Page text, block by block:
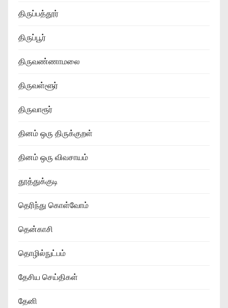
திருப்பத்தூர்
திருப்பூர்
திருவண்ணாமலை
திருவள்ளூர்
திருவாரூர்
தினம் ஒரு திருக்குறள்
தினம் ஒரு விவசாயம்
தூத்துக்குடி
தெரிந்து கொள்வோம்
தென்காசி
தொழில்நுட்பம்
தேசிய செய்திகள்
தேனி